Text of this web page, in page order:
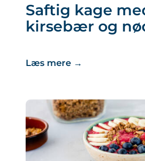
Saftig kage
kirsebær og
Læs mere →